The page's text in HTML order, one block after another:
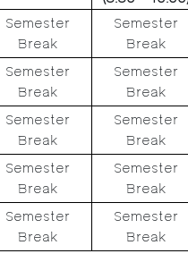
Semester
Break
Semester
Break
Semester
Break
Semester
Break
Semester
Break
Semester
Break
Semester
Break
Semester
Break
Semester
Break
Semester
Break